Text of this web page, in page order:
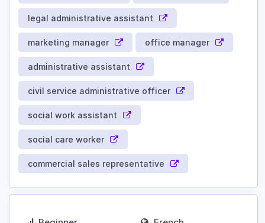
legal administrative assistant
marketing manager office manager
administrative assistant
civil service administrative officer
social work assistant
social care worker
commercial sales representative